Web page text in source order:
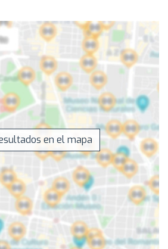
en el mapa